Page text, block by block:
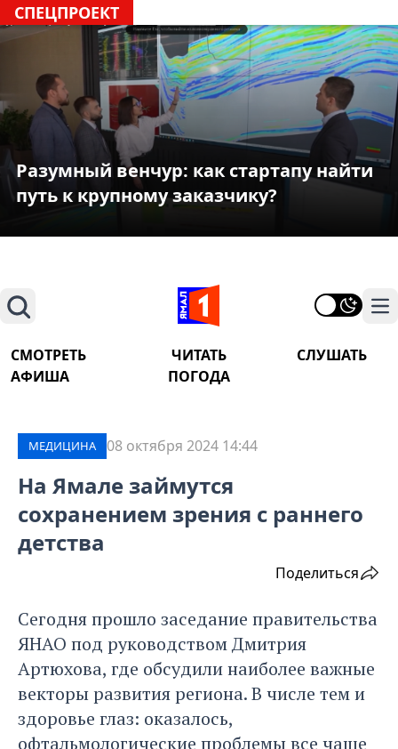
СПЕЦПРОЕКТ
Разумный венчур: как стартапу найти
путь к крупному заказчику?
Поиск
СМОТРЕТЬ ЧИТАТЬ
СЛУШАТЬ
АФИША
ПОГОДА
МЕДИЦИНА 08 октября 2024 14:44
На Ямале займутся
сохранением зрения с раннего
детства
Поделиться
Сегодня прошло заседание правительства
ЯНАО под руководством Дмитрия
Артюхова, где обсудили наиболее важные
векторы развития региона. В числе тем и
здоровье глаз: оказалось,
офтальмологические проблемы все чаще